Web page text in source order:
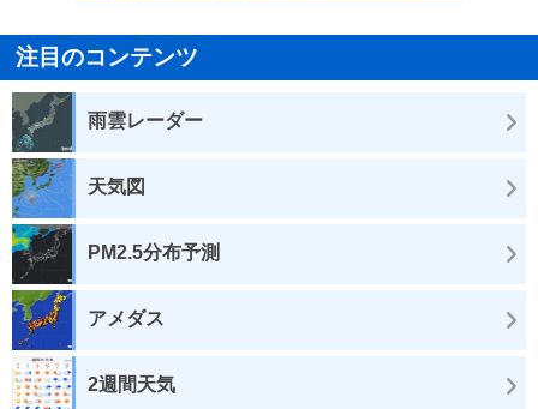
注目のコンテンツ
雨雲レーダー
天気図
PM2.5分布予測
アメダス
2週間天気